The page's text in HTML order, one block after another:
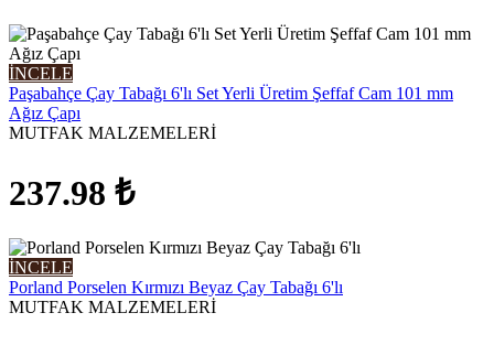
İNCELE
Paşabahçe Çay Tabağı 6'lı Set Yerli Üretim Şeffaf Cam 101 mm
Ağız Çapı
MUTFAK MALZEMELERİ
237.98 ₺
İNCELE
Porland Porselen Kırmızı Beyaz Çay Tabağı 6'lı
MUTFAK MALZEMELERİ